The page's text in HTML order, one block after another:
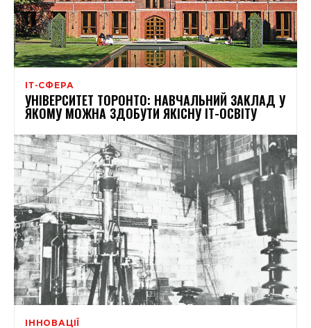
ІТ-СФЕРА
УНІВЕРСИТЕТ ТОРОНТО: НАВЧАЛЬНИЙ ЗАКЛАД У
ЯКОМУ МОЖНА ЗДОБУТИ ЯКІСНУ ІТ-ОСВІТУ
ІННОВАЦІЇ